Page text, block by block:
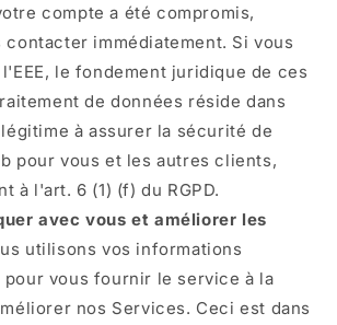
compte a été compromis,
immédiatement. Si vous
le fondement juridique de ces
de données réside dans
à assurer la sécurité de
pour vous et les autres clients,
à l'art. 6 (1) (f) du RGPD.
avec vous et améliorer les
utilisons vos informations
pour vous fournir le service à la
nos Services. Ceci est dans